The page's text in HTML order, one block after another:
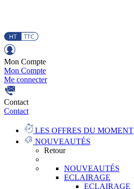
Mon Compte
Mon Compte
Me connecter
Contact
Contact
LES OFFRES DU MOMENT
NOUVEAUTÉS
Retour
NOUVEAUTÉS
ECLAIRAGE
ECLAIRAGE